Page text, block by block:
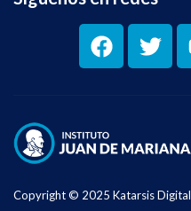
Copyright © 2025 Katarsis Digital